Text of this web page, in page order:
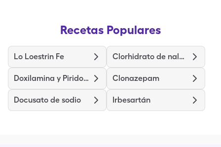
Recetas Populares
Lo Loestrin Fe Clorhidrato de naloxona
Doxilamina y Piridoxina Clonazepam
Docusato de sodio Irbesartán